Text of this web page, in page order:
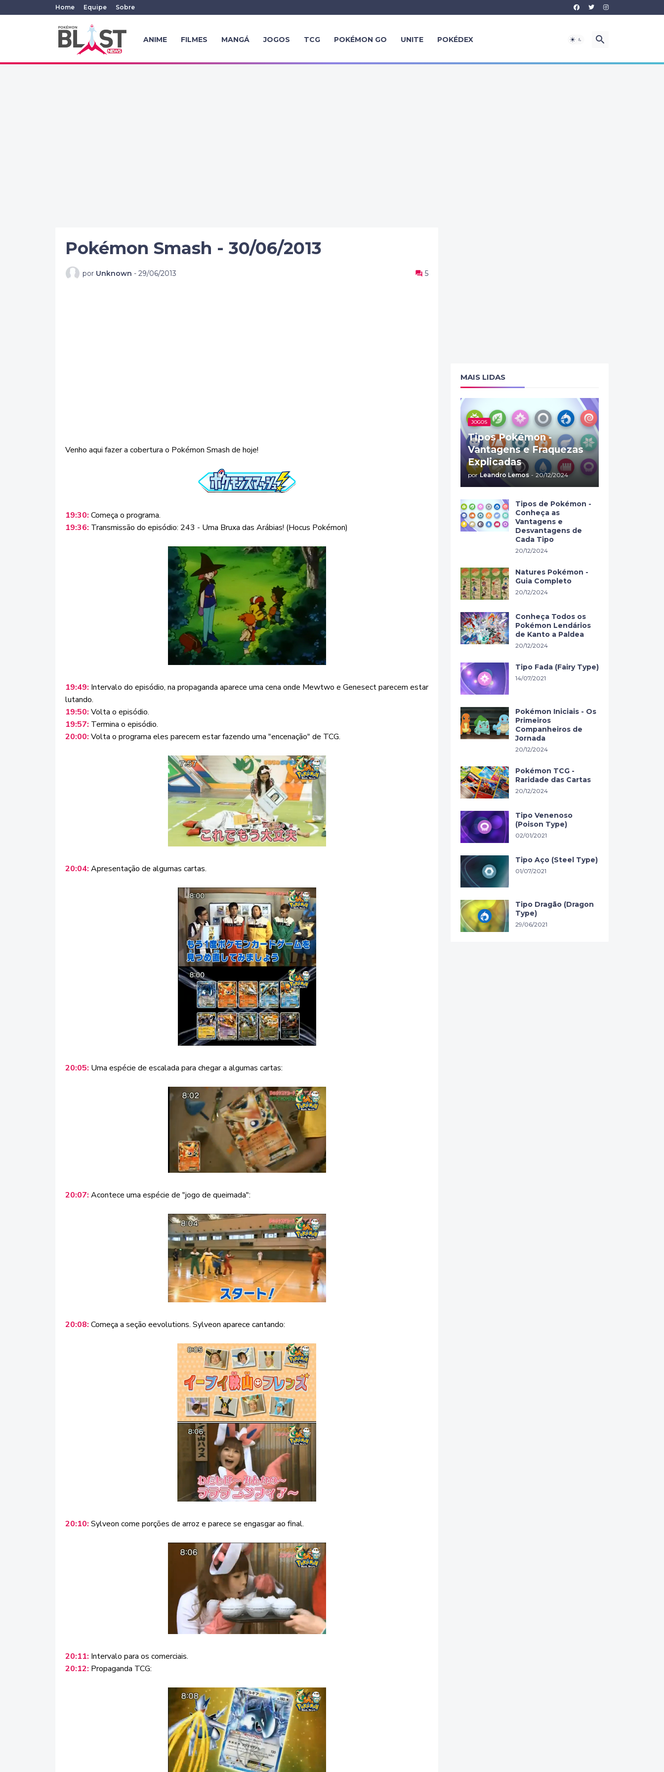
Home Equipe Sobre
ANIME FILMES MANGÁ JOGOS TCG POKÉMON GO UNITE POKÉDEX
Pokémon Smash - 30/06/2013
por Unknown - 29/06/2013 5
Venho aqui fazer a cobertura o Pokémon Smash de hoje!
19:30: Começa o programa.
19:36: Transmissão do episódio: 243 - Uma Bruxa das Arábias! (Hocus Pokémon)
19:49: Intervalo do episódio, na propaganda aparece uma cena onde Mewtwo e Genesect parecem estar
lutando.
19:50: Volta o episódio.
19:57: Termina o episódio.
20:00: Volta o programa eles parecem estar fazendo uma "encenação" de TCG.
20:04: Apresentação de algumas cartas.
20:05: Uma espécie de escalada para chegar a algumas cartas:
20:07: Acontece uma espécie de "jogo de queimada":
20:08: Começa a seção eevolutions. Sylveon aparece cantando:
20:10: Sylveon come porções de arroz e parece se engasgar ao final.
20:11: Intervalo para os comerciais.
20:12: Propaganda TCG:
MAIS LIDAS
JOGOS
Tipos Pokémon -
Vantagens e Fraquezas
Explicadas
por Leandro Lemos - 20/12/2024
Tipos de Pokémon -
Conheça as
Vantagens e
Desvantagens de
Cada Tipo
20/12/2024
Natures Pokémon -
Guia Completo
20/12/2024
Conheça Todos os
Pokémon Lendários
de Kanto a Paldea
20/12/2024
Tipo Fada (Fairy Type)
14/07/2021
Pokémon Iniciais - Os
Primeiros
Companheiros de
Jornada
20/12/2024
Pokémon TCG -
Raridade das Cartas
20/12/2024
Tipo Venenoso
(Poison Type)
02/01/2021
Tipo Aço (Steel Type)
01/07/2021
Tipo Dragão (Dragon
Type)
29/06/2021